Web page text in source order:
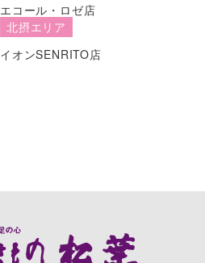
エコール・ロゼ店
北摂エリア
イオンSENRITO店